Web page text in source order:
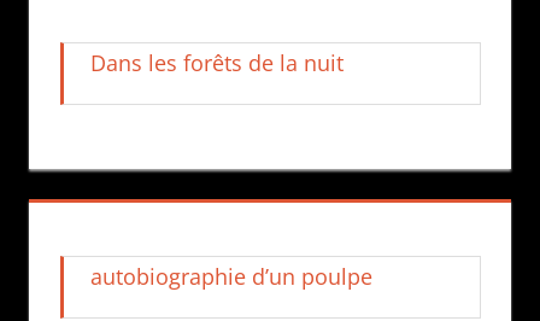
Dans les forêts de la nuit
autobiographie d’un poulpe